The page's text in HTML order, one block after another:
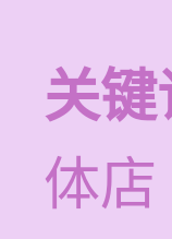
关键
体店